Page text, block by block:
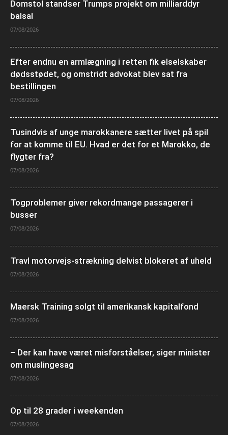
Domstol standser Trumps projekt om milliarddyr
balsal
07/08/2026
Efter endnu en armlægning i retten fik elselskaber
dødsstødet, og omstridt advokat blev sat fra
bestillingen
07/08/2026
Tusindvis af unge marokkanere sætter livet på spil
for at komme til EU. Hvad er det for et Marokko, de
flygter fra?
07/08/2026
Togproblemer giver rekordmange passagerer i
busser
07/08/2026
Travl motorvejs-strækning delvist blokeret af uheld
07/08/2026
Maersk Training solgt til amerikansk kapitalfond
07/08/2026
– Der kan have været misforståelser, siger minister
om muslingesag
07/08/2026
Op til 28 grader i weekenden
07/08/2026